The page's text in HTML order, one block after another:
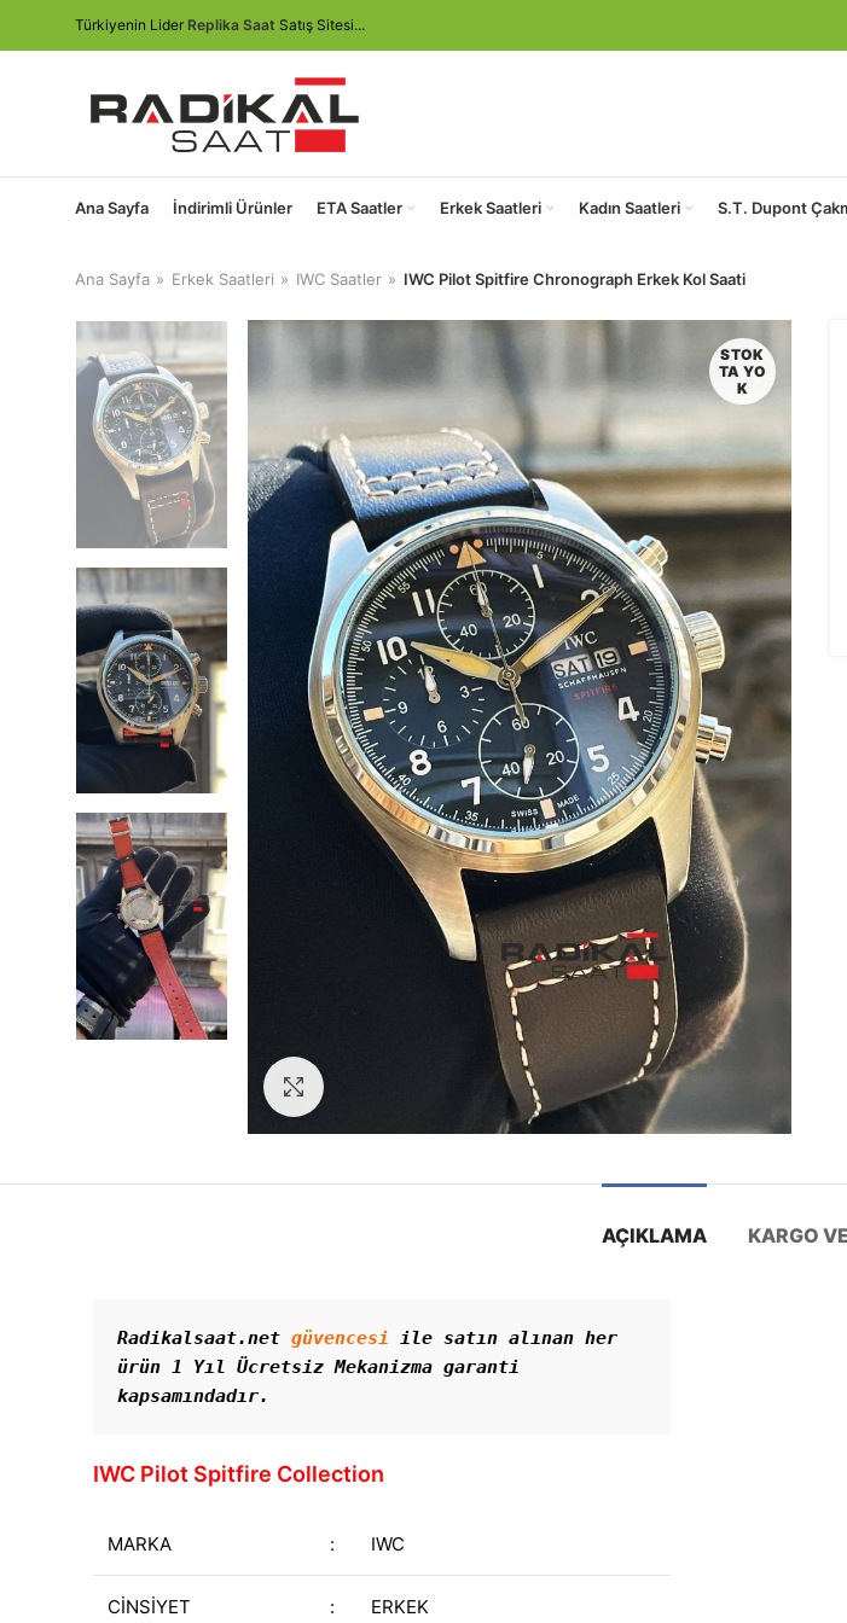
Türkiyenin Lider Replika Saat Satış Sitesi...
Ana Sayfa İndirimli Ürünler ETA Saatler Erkek Saatleri Kadın Saatleri S.T. Dupont
Ana Sayfa Erkek Saatleri IWC Saatler IWC Pilot Spitfire Chronograph Erkek Kol Saati
STOK
TA YO
K
AÇIKLAMA KARGO
Radikalsaat.net güvencesi ile satın alınan her
ürün 1 Yıl Ücretsiz Mekanizma garanti
kapsamındadır.
IWC Pilot Spitfire Collection
MARKA : IWC
CİNSİYET : ERKEK